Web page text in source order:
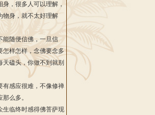
身，很多人可以理解，
物身，就不太好理解
能随便信佛，一旦信
怎样怎样，念佛要念多
天磕头，你做不到就别
有感应很难，不像修禅
么多。
生临终时感得佛菩萨现